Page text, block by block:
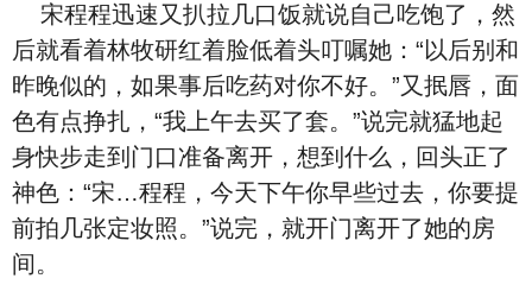
宋程程迅速又扒拉几口饭就说自己吃饱了，然
后就看着林牧研红着脸低着头叮嘱她：“以后别和
昨晚似的，如果事后吃药对你不好。”又抿唇，面
色有点挣扎，“我上午去买了套。”说完就猛地起
身快步走到门口准备离开，想到什么，回头正了
神色：“宋…程程，今天下午你早些过去，你要提
前拍几张定妆照。”说完，就开门离开了她的房
间。